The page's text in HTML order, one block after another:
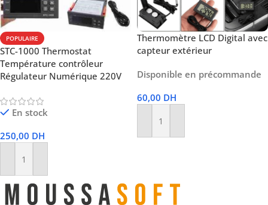
POPULAIRE
STC-1000 Thermostat
Température contrôleur
Régulateur Numérique 220V
En stock
250,00 DH
Ajouter Au Panier
Thermomètre LCD Digital avec
capteur extérieur
Disponible en précommande
60,00 DH
Ajouter Au Panier